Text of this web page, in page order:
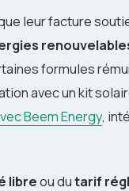
leur facture
formules
avec un kit
Beem Energy,
libreou dutarif